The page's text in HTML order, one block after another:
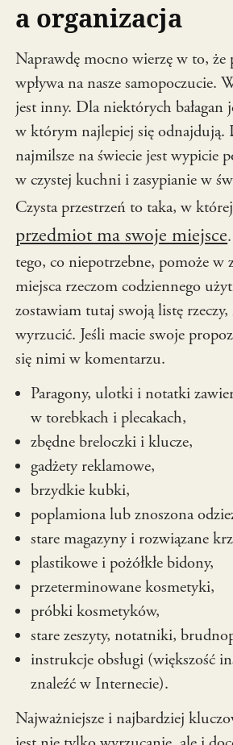
a organizacja
Naprawdę mocno wierzę w to, że
wpływa na nasze samopoczucie.
jest inny. Dla niektórych bałagan
w którym najlepiej się odnajdują.
najmilsze na świecie jest wypicie
w czystej kuchni i zasypianie w
Czysta przestrzeń to taka, w
przedmiot ma swoje miejsce
tego, co niepotrzebne, pomoże w
miejsca rzeczom codziennego
zostawiam tutaj swoją listę
wyrzucić. Jeśli macie swoje
się nimi w komentarzu.
Paragony, ulotki i notatki
w torebkach i plecakach,
zbędne breloczki i klucze,
gadżety reklamowe,
brzydkie kubki,
poplamiona lub znoszona
stare magazyny i rozwiązane
plastikowe i pożółkłe bidony,
przeterminowane kosmetyki,
próbki kosmetyków,
stare zeszyty, notatniki,
instrukcje obsługi (większość
znaleźć w Internecie).
Najważniejsze i najbardziej